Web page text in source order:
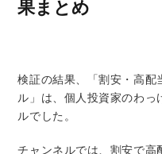
果まとめ
検証の結果、「割安・高配
ル」は、個人投資家のわっ
ルでした。
チャンネルでは、割安で高